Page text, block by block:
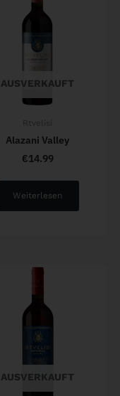
AUSVERKAUFT
Rtvelisi
Alazani Valley
€14.99
Weiterlesen
AUSVERKAUFT